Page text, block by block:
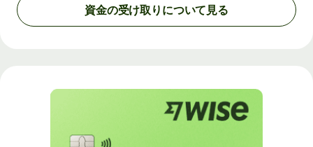
資金の受け取りについて見る